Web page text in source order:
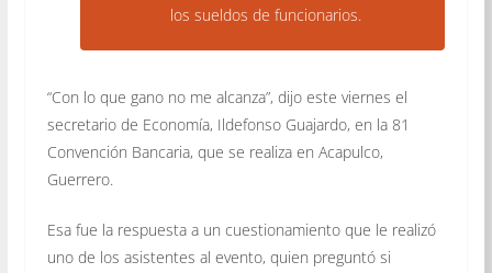
los sueldos de funcionarios.
“Con lo que gano no me alcanza”, dijo este viernes el
secretario de Economía, Ildefonso Guajardo, en la 81
Convención Bancaria, que se realiza en Acapulco,
Guerrero.
Esa fue la respuesta a un cuestionamiento que le realizó
uno de los asistentes al evento, quien preguntó si